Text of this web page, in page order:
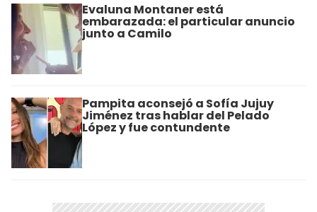
Evaluna Montaner está
embarazada: el particular anuncio
junto a Camilo
Pampita aconsejó a Sofía Jujuy
Jiménez tras hablar del Pelado
López y fue contundente